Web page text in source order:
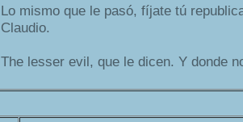
Lo mismo que le pasó, fíjate tú
Claudio.
The lesser evil, que le dicen. Y donde